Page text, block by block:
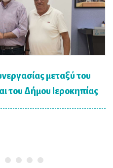
μεταξύ του
του Δήμου Ιεροκηπίας